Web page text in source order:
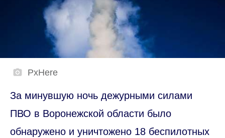
PxHere
За минувшую ночь дежурными силами
ПВО в Воронежской области было
обнаружено и уничтожено 18 беспилотных